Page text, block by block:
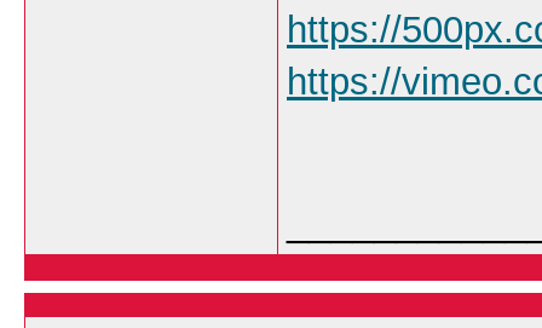
https://
https://